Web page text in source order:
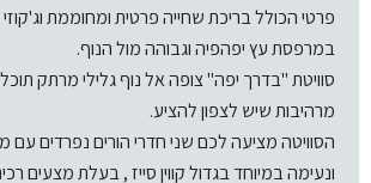
פרטי הכולל בריכת שחייה פרטית ומחוממת
במרפסת עץ יפהפיה וגבוהה מול הנוף.
סוויטת "בדרך יפה" צופה אל נוף גלילי מרתק
מרהיבות שיש לצפון להציע.
הסוויטה מציעה לכם שני חדרי הורים נפרדים עם
ונעימה במיוחד בגדול קווין סייז , בעלת מצעים